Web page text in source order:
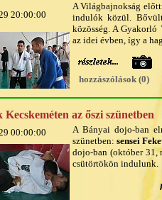
20:00:00
A Világbajnokság
indulók közül.
közösség. A
az idei évben, így a
hozzászólások (0)
Kecskeméten az őszi szünetben
00:00:00
A Bányai dojo-ban
szünetben: sensei
dojo-ban (október 31,
csütörtökön indulunk.